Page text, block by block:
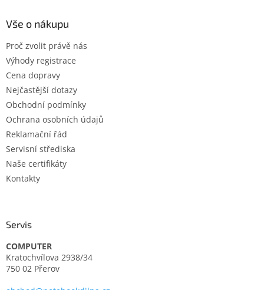
Vše o nákupu
Proč zvolit právě nás
Výhody registrace
Cena dopravy
Nejčastější dotazy
Obchodní podmínky
Ochrana osobních údajů
Reklamační řád
Servisní střediska
Naše certifikáty
Kontakty
Servis
COMPUTER
Kratochvílova 2938/34
750 02 Přerov